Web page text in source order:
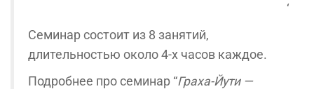
‘
Семинар состоит из 8 занятий,
длительностью около 4-х часов каждое.
Подробнее про семинар “Граха-Йути —